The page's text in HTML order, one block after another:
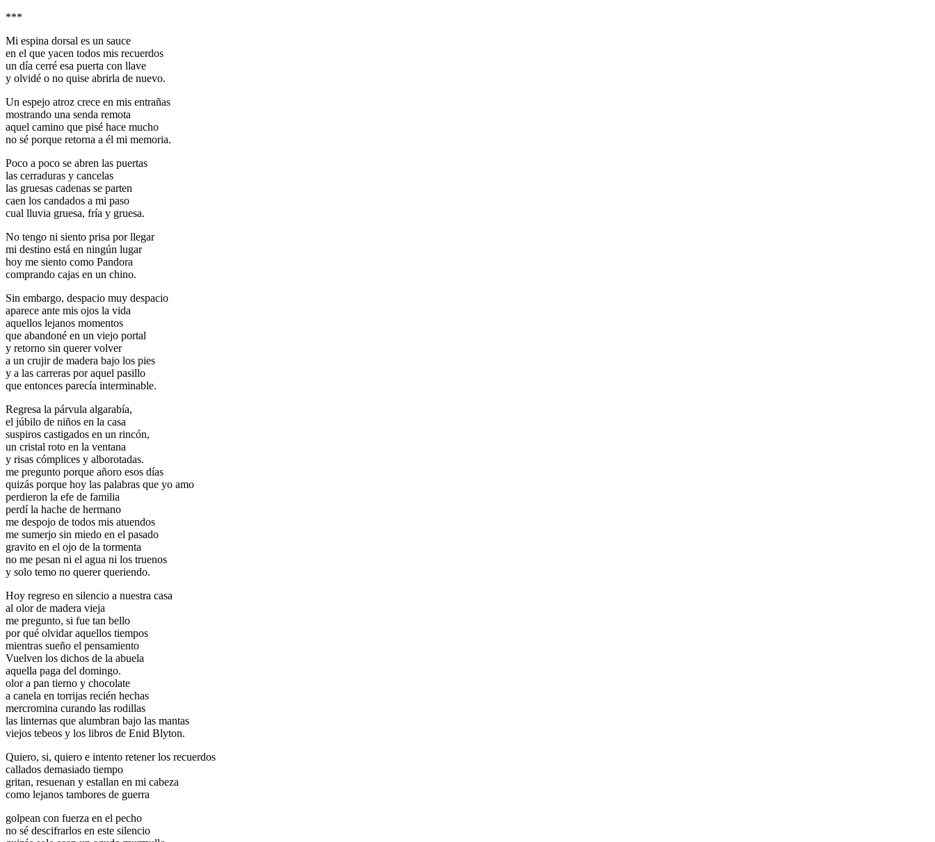
***
Mi espina dorsal es un sauce
en el que yacen todos mis recuerdos
un día cerré esa puerta con llave
y olvidé o no quise abrirla de nuevo.
Un espejo atroz crece en mis entrañas
mostrando una senda remota
aquel camino que pisé hace mucho
no sé porque retorna a él mi memoria.
Poco a poco se abren las puertas
las cerraduras y cancelas
las gruesas cadenas se parten
caen los candados a mi paso
cual lluvia gruesa, fría y gruesa.
No tengo ni siento prisa por llegar
mi destino está en ningún lugar
hoy me siento como Pandora
comprando cajas en un chino.
Sin embargo, despacio muy despacio
aparece ante mis ojos la vida
aquellos lejanos momentos
que abandoné en un viejo portal
y retorno sin querer volver
a un crujir de madera bajo los pies
y a las carreras por aquel pasillo
que entonces parecía interminable.
Regresa la párvula algarabía,
el júbilo de niños en la casa
suspiros castigados en un rincón,
un cristal roto en la ventana
y risas cómplices y alborotadas.
me pregunto porque añoro esos días
quizás porque hoy las palabras que yo amo
perdieron la efe de familia
perdí la hache de hermano
me despojo de todos mis atuendos
me sumerjo sin miedo en el pasado
gravito en el ojo de la tormenta
no me pesan ni el agua ni los truenos
y solo temo no querer queriendo.
Hoy regreso en silencio a nuestra casa
al olor de madera vieja
me pregunto, si fue tan bello
por qué olvidar aquellos tiempos
mientras sueño el pensamiento
Vuelven los dichos de la abuela
aquella paga del domingo.
olor a pan tierno y chocolate
a canela en torrijas recién hechas
mercromina curando las rodillas
las linternas que alumbran bajo las mantas
viejos tebeos y los libros de Enid Blyton.
Quiero, si, quiero e intento retener los recuerdos
callados demasiado tiempo
gritan, resuenan y estallan en mi cabeza
como lejanos tambores de guerra
golpean con fuerza en el pecho
no sé descifrarlos en este silencio